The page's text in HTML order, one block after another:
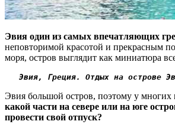
Эвия один из самых впечатляющих
неповторимой красотой и прекрасным
моря, остров выглядит как миниатюра
Эвия, Греция. Отдых на острове
Эвия большой остров, поэтому у многих
какой части на севере или на юге
провести свой отпуск?